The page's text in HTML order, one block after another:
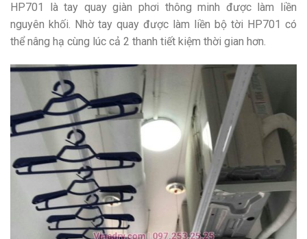
HP701 là tay quay giàn phơi thông minh được làm liền
nguyên khối. Nhờ tay quay được làm liền bộ tời HP701 có
thể nâng hạ cùng lúc cả 2 thanh tiết kiệm thời gian hơn.